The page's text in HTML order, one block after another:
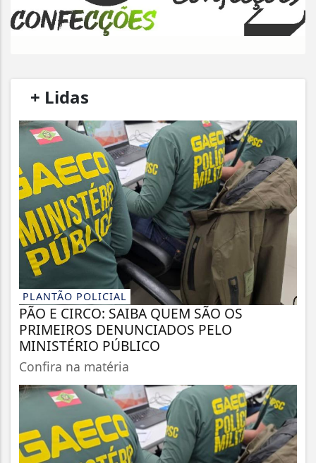
+ Lidas
PLANTÃO POLICIAL
PÃO E CIRCO: SAIBA QUEM SÃO OS
PRIMEIROS DENUNCIADOS PELO
MINISTÉRIO PÚBLICO
Confira na matéria